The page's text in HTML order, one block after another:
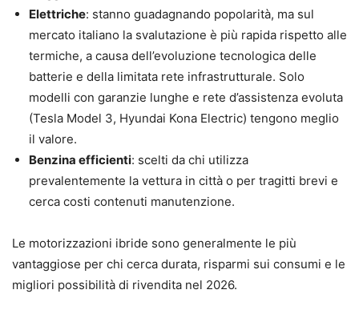
Elettriche: stanno guadagnando popolarità, ma sul
mercato italiano la svalutazione è più rapida rispetto alle
termiche, a causa dell’evoluzione tecnologica delle
batterie e della limitata rete infrastrutturale. Solo
modelli con garanzie lunghe e rete d’assistenza evoluta
(Tesla Model 3, Hyundai Kona Electric) tengono meglio
il valore.
Benzina efficienti: scelti da chi utilizza
prevalentemente la vettura in città o per tragitti brevi e
cerca costi contenuti manutenzione.
Le motorizzazioni ibride sono generalmente le più
vantaggiose per chi cerca durata, risparmi sui consumi e le
migliori possibilità di rivendita nel 2026.